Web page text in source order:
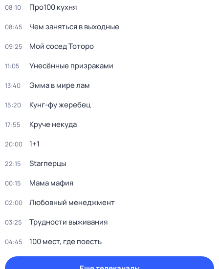
08:10 Про100 кухня
08:45 Чем заняться в выходные
09:25 Мой сосед Тоторо
11:05 Унесённые призраками
13:40 Эмма в мире лам
15:20 Кунг-фу жеребец
17:55 Круче некуда
20:00 1+1
22:15 Starперцы
00:15 Мама мафия
02:00 Любовный менеджмент
03:25 Трудности выживания
04:45 100 мест, где поесть